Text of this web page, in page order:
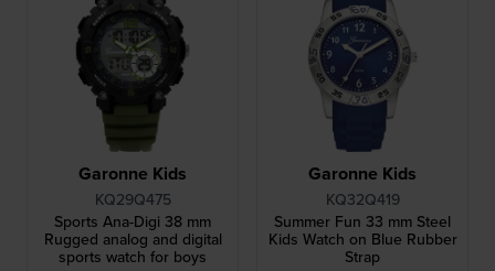
Garonne Kids
KQ29Q475
Sports Ana-Digi 38 mm
Rugged analog and digital
sports watch for boys
Garonne Kids
KQ32Q419
Summer Fun 33 mm Steel
Kids Watch on Blue Rubber
Strap